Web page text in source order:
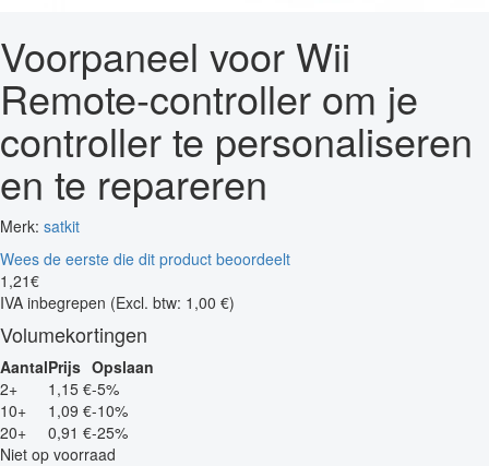
Voorpaneel voor Wii
Remote-controller om je
controller te personaliseren
en te repareren
Merk: satkit
Wees de eerste die dit product beoordeelt
1 ,21€
IVA inbegrepen (Excl. btw: 1,00 €)
Volumekortingen
AantalPrijs Opslaan
2+
1,15 €-5%
10+
1,09 €-10%
20+
0,91 €-25%
Niet op voorraad